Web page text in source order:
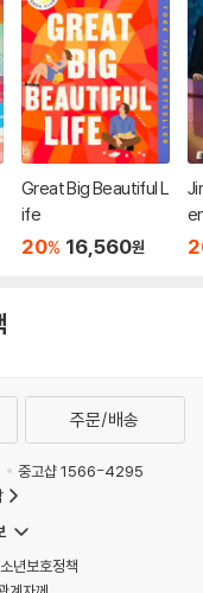
Great Big Beautiful L
ife
20% 16,560원
주문/배송
중고샵 1566-4295
년보호정책